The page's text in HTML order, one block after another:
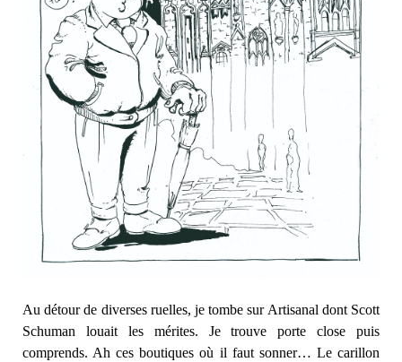
Au détour de diverses ruelles, je tombe sur Artisanal dont Scott
Schuman louait les mérites. Je trouve porte close puis
comprends. Ah ces boutiques où il faut sonner… Le carillon